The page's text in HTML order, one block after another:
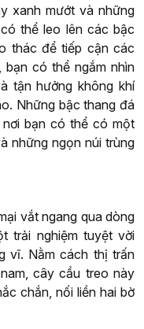
xanh mướt và những
thể leo lên các bậc
thác để tiếp cận các
có thể ngắm nhìn
tận hưởng không khí
Những bậc thang đá
bạn có thể có một
những ngọn núi trùng
vắt ngang qua dòng
trải nghiệm tuyệt vời
vĩ. Nằm cách thị trấn
cây cầu treo này
chắn, nối liền hai bờ